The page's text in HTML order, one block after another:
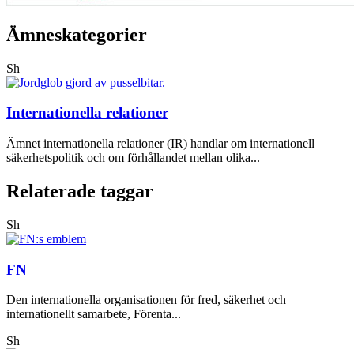
Ämneskategorier
Sh
Internationella relationer
Ämnet internationella relationer (IR) handlar om internationell
säkerhetspolitik och om förhållandet mellan olika...
Relaterade taggar
Sh
FN
Den internationella organisationen för fred, säkerhet och
internationellt samarbete, Förenta...
Sh